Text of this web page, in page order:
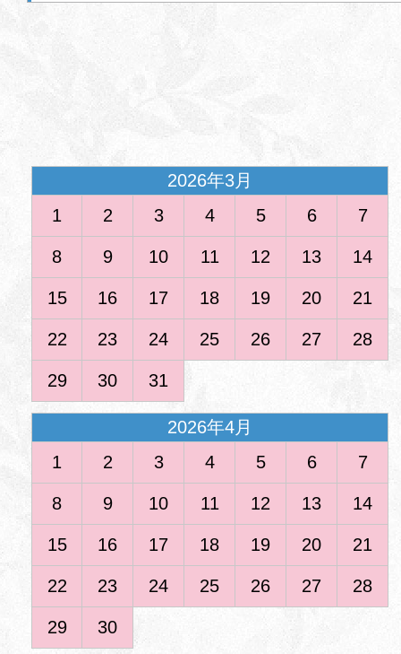
2026年3月
1
2 3 4 5 6 7
8 9 10 11 12 13 14
15 16 17 18 19 20 21
22 23 24 25 26 27 28
29 30 31
2026年4月
1
2 3 4 5 6 7
8 9 10 11 12 13 14
15 16 17 18 19 20 21
22 23 24 25 26 27 28
29 30